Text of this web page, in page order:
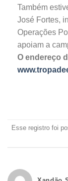
Também
José Fortes,
Operações
apoiam a
O endereço
Esse registro foi